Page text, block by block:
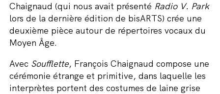
Chaignaud (qui nous avait présenté Radio V. Park
lors de la dernière édition de bisARTS) crée une
deuxième pièce autour de répertoires vocaux du
Moyen Âge.
Avec Soufflette, François Chaignaud compose une
cérémonie étrange et primitive, dans laquelle les
interprètes portent des costumes de laine grise